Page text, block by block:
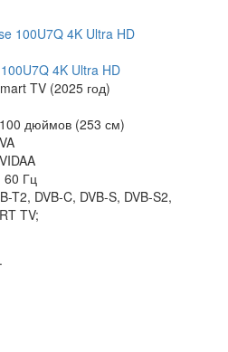
4K Ultra HD
TV (2025 год)
100 дюймов (253 см)
VA
VIDAA
60 Гц
T2, DVB-C, DVB-S, DVB-S2,
TV;